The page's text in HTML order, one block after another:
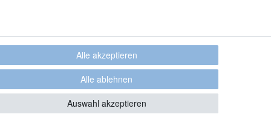
Alle akzeptieren
Alle ablehnen
Auswahl akzeptieren